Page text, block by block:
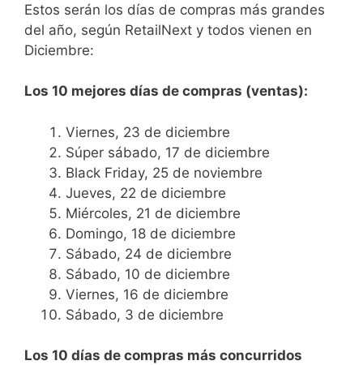
Estos serán los días de compras más grandes
del año, según RetailNext y todos vienen en
Diciembre:
Los 10 mejores días de compras (ventas):
Viernes, 23 de diciembre
Súper sábado, 17 de diciembre
Black Friday, 25 de noviembre
Jueves, 22 de diciembre
Miércoles, 21 de diciembre
Domingo, 18 de diciembre
Sábado, 24 de diciembre
Sábado, 10 de diciembre
Viernes, 16 de diciembre
Sábado, 3 de diciembre
Los 10 días de compras más concurridos